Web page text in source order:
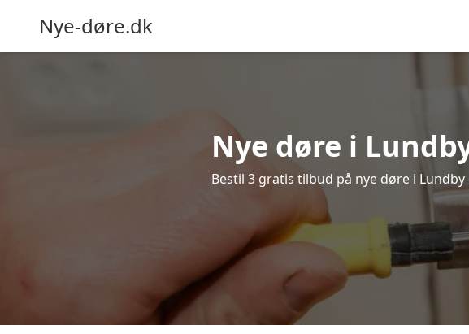
Nye-døre.dk
Nye døre i
Bestil 3 gratis tilbud på nye døre i